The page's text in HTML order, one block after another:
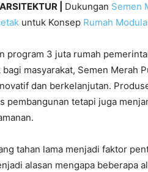
| Dukungan Semen
untuk Konsep Rumah
program 3 juta rumah
masyarakat, Semen Merah
dan berkelanjutan.
pembangunan tetapi juga
tahan lama menjadi faktor
alasan mengapa beberapa